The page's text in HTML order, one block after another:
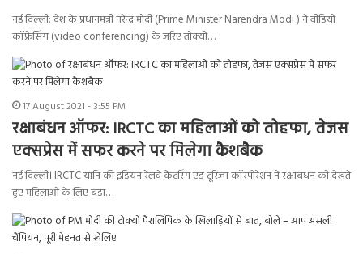
नई दिल्ली: देश के प्रधानमंत्री नरेन्द्र मोदी (Prime Minister Narendra Modi ) ने वीडियो
कॉफ्रेंसिंग (video conferencing) के जरिए तोक्यो…
17 August 2021 - 3:55 PM
रक्षाबंधन ऑफर: IRCTC का महिलाओं को तोहफा, तेजस
एक्सप्रेस में सफर करने पर मिलेगा कैशबैक
नई दिल्ली। IRCTC यानि की इंडियन रेलवे कैटरिंग एंड टूरिज्म कॉरपोरेशन ने रक्षाबंधन को देखते
हुए महिलाओं के लिए बड़ा…